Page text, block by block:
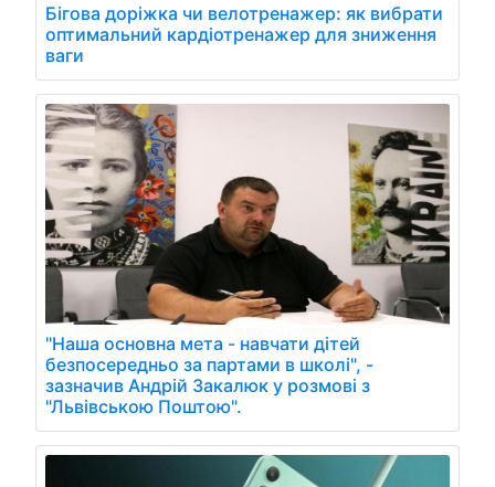
Бігова доріжка чи велотренажер: як вибрати
оптимальний кардіотренажер для зниження
ваги
"Наша основна мета - навчати дітей
безпосередньо за партами в школі", -
зазначив Андрій Закалюк у розмові з
"Львівською Поштою".